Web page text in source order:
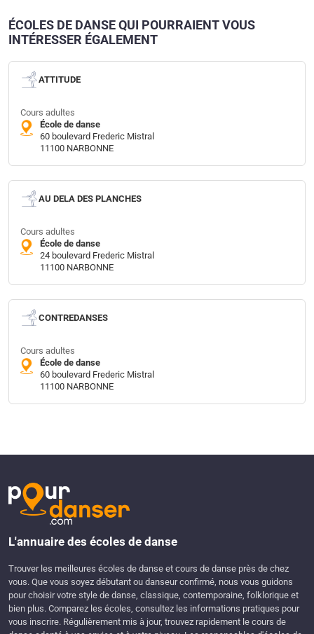
ÉCOLES DE DANSE QUI POURRAIENT VOUS
INTÉRESSER ÉGALEMENT
ATTITUDE
Cours adultes
École de danse
60 boulevard Frederic Mistral
11100 NARBONNE
AU DELA DES PLANCHES
Cours adultes
École de danse
24 boulevard Frederic Mistral
11100 NARBONNE
CONTREDANSES
Cours adultes
École de danse
60 boulevard Frederic Mistral
11100 NARBONNE
L'annuaire des écoles de danse
Trouver les meilleures écoles de danse et cours de danse près de chez
vous. Que vous soyez débutant ou danseur confirmé, nous vous guidons
pour choisir votre style de danse, classique, contemporaine, folklorique et
bien plus. Comparez les écoles, consultez les informations pratiques pour
vous inscrire. Régulièrement mis à jour, trouvez rapidement le cours de